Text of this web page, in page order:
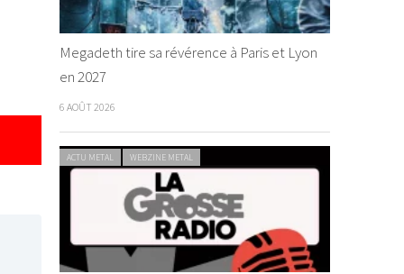
Megadeth tire sa révérence à Paris et Lyon
en 2027
6 AOÛT 2026
ACTU METAL WEBZINE METAL